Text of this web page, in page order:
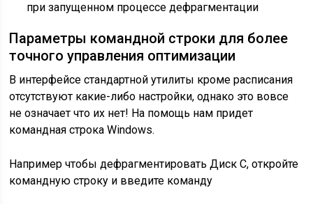
при запущенном процессе дефрагментации
Параметры командной строки для более
точного управления оптимизации
В интерфейсе стандартной утилиты кроме расписания
отсутствуют какие-либо настройки, однако это вовсе
не означает что их нет! На помощь нам придет
командная строка Windows.
Например чтобы дефрагментировать Диск C, откройте
командную строку и введите команду